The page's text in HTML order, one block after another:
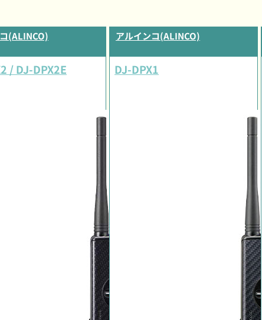
(ALINCO)
/ DJ-DPX2E
アルインコ(ALINCO)
DJ-DPX1